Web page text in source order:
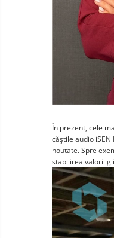
În prezent, cele
căştile audio
noutate. Spre
stabilirea valorii